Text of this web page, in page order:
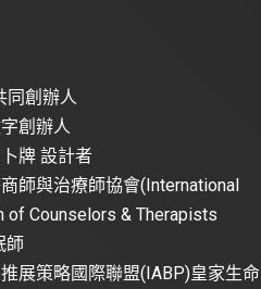
同創辦人
創辦人
牌 設計者
師與治療師協會(International
of Counselors & Therapists
師
展策略國際聯盟(IABP)皇家生命